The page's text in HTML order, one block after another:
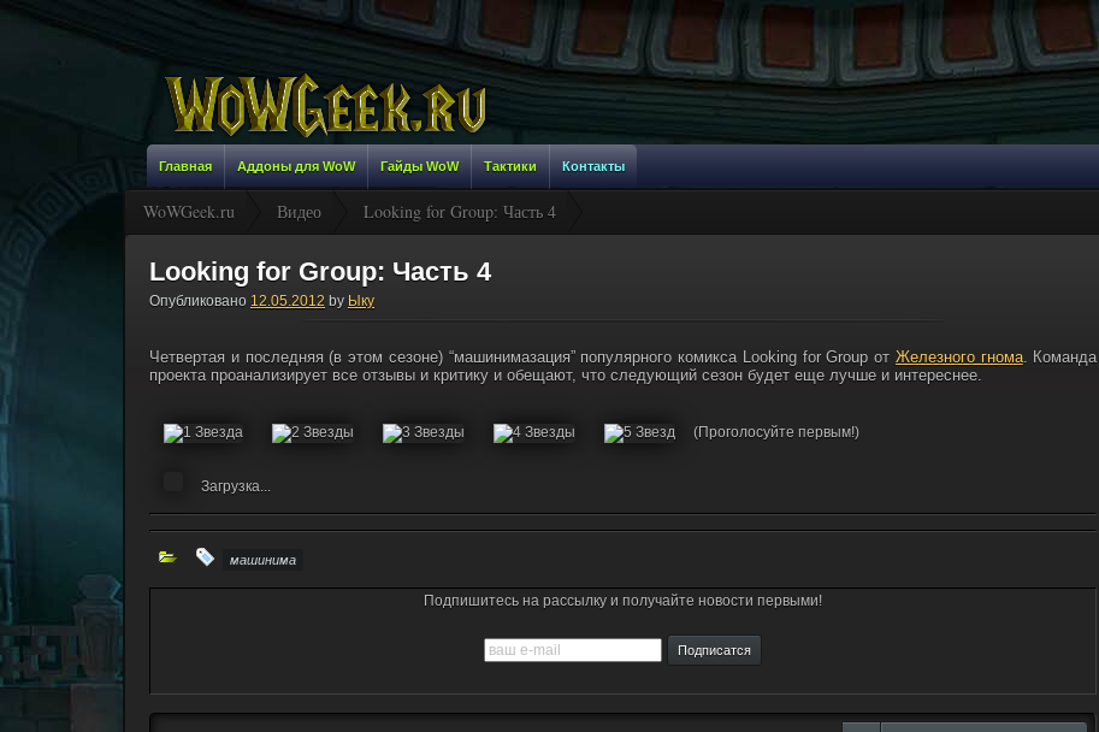
Главная Аддоны для WoW Гайды WoW Тактики Контакты
WoWGeek.ru Видео Looking for Group: Часть 4
Looking for Group: Часть 4
Опубликовано 12.05.2012 by Ыку
Четвертая и последняя (в этом сезоне) “машинимазация” популярного комикса Looking for Group от Железного гнома. Команда
проекта проанализирует все отзывы и критику и обещают, что следующий сезон будет еще лучше и интереснее.
(Проголосуйте первым!)
Загрузка...
машинима
Подпишитесь на рассылку и получайте новости первыми!